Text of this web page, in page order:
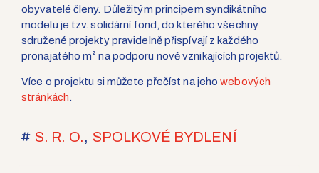
obyvatelé členy. Důležitým principem syndikátního
modelu je tzv. solidární fond, do kterého všechny
sdružené projekty pravidelně přispívají z každého
pronajatého m² na podporu nově vznikajících projektů.
Více o projektu si můžete přečíst na jehowebových
stránkách
S. R. O., SPOLKOVÉ BYDLENÍ